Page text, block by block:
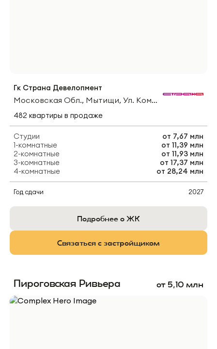
Гк Страна Девелопмент
Московская Обл., Мытищи, Ул. Комарова
482 квартиры в продаже
Студии от 7,67 млн
1-комнатные
от 11,39 млн
2-комнатные
от 11,93 млн
3-комнатные
от 17,37 млн
4-комнатные
от 28,24 млн
Год сдачи 2027
Подробнее о ЖК
Связаться с застройщиком
Пироговская Ривьера от 5,10 млн